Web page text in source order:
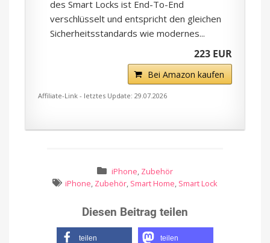
des Smart Locks ist End-To-End
verschlüsselt und entspricht den gleichen
Sicherheitsstandards wie modernes...
223 EUR
Bei Amazon kaufen
Affiliate-Link - letztes Update: 29.07.2026
iPhone, Zubehör
iPhone, Zubehör, Smart Home, Smart Lock
Diesen Beitrag teilen
teilen teilen